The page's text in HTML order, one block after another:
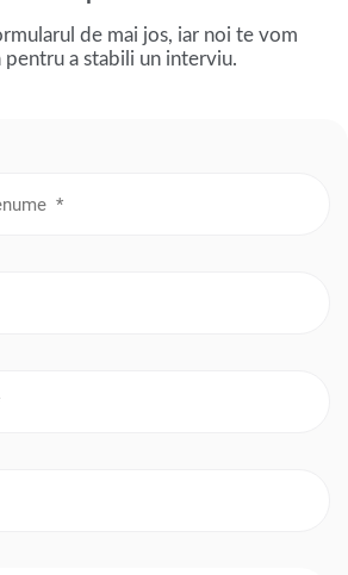
de mai jos, iar noi te vom
pentru a stabili un interviu.